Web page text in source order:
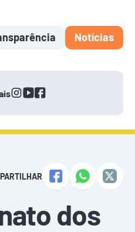
Notícias
instagram
youtube
facebook
dos